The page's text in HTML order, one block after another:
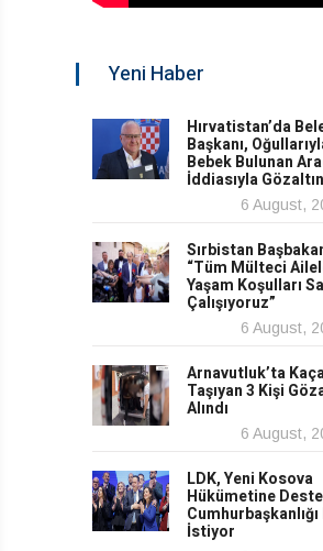
Yeni Haber
Hırvatistan’da
Başkanı,
Bebek Bulunan
İddiasıyla
6 August,
Sırbistan
“Tüm Mülteci
Yaşam Koşulları
Çalışıyoruz”
6 August,
Arnavutluk’ta
Taşıyan 3 Kişi
Alındı
6 August,
LDK, Yeni Kosova
Hükümetine
Cumhurbaşkanlığı
İstiyor